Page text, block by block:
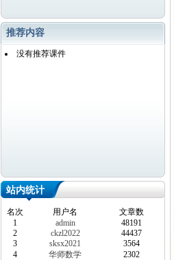
推荐内容
没有推荐课件
站内统计
名次 用户名
文章数
1
admin
48191
2
ckzl2022
44437
3
sksx2021
3564
4
华师数学
2302